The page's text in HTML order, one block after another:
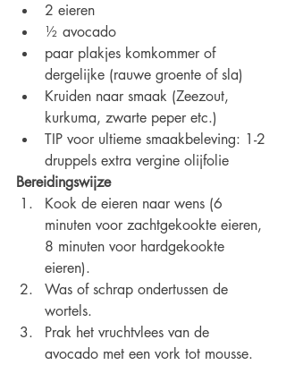
2 eieren
½ avocado
paar plakjes komkommer of
dergelijke (rauwe groente of sla)
Kruiden naar smaak (Zeezout,
kurkuma, zwarte peper etc.)
TIP voor ultieme smaakbeleving: 1-2
druppels extra vergine olijfolie
Bereidingswijze
Kook de eieren naar wens (6
minuten voor zachtgekookte eieren,
8 minuten voor hardgekookte
eieren).
Was of schrap ondertussen de
wortels.
Prak het vruchtvlees van de
avocado met een vork tot mousse.